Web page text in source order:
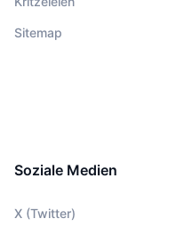
Sitemap
Soziale Medien
X (Twitter)